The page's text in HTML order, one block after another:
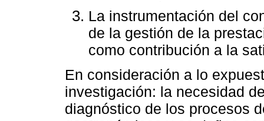
La instrumentación del
de la gestión de la
como contribución a la
En consideración a lo
investigación: la necesidad
diagnóstico de los procesos